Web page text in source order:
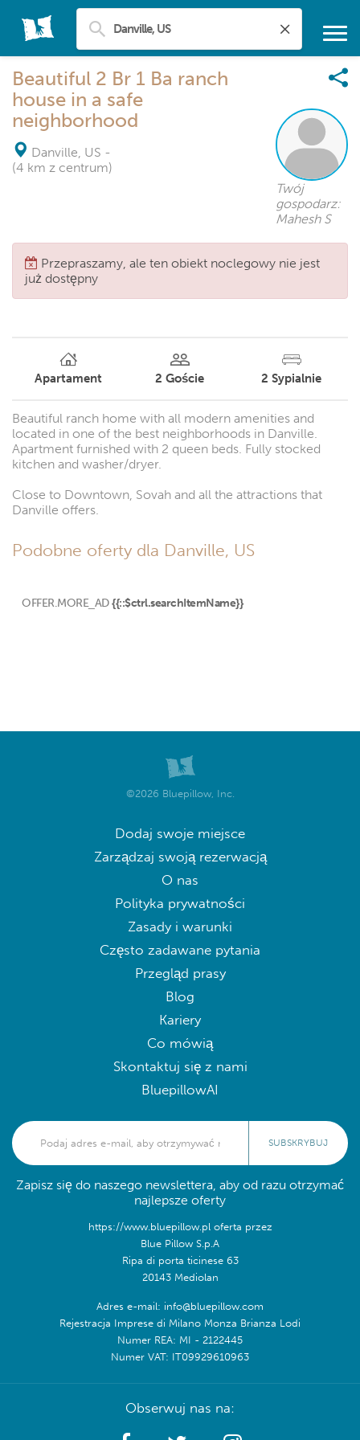
Beautiful 2 Br 1 Ba ranch
house in a safe
neighborhood
Danville, US -
(4 km z centrum)
Twój
gospodarz:
Mahesh S
Przepraszamy, ale ten obiekt noclegowy nie jest
już dostępny
Apartament 2 Goście 2 Sypialnie
Beautiful ranch home with all modern amenities and
located in one of the best neighborhoods in Danville.
Apartment furnished with 2 queen beds. Fully stocked
kitchen and washer/dryer.
Close to Downtown, Sovah and all the attractions that
Danville offers.
Podobne oferty dla Danville, US
OFFER.MORE_AD {{::$ctrl.searchItemName}}
©2026 Bluepillow, Inc.
Dodaj swoje miejsce
Zarządzaj swoją rezerwacją
O nas
Polityka prywatności
Zasady i warunki
Często zadawane pytania
Przegląd prasy
Blog
Kariery
Co mówią
Skontaktuj się z nami
BluepillowAI
SUBSKRYBUJ
Zapisz się do naszego newslettera, aby od razu otrzymać
najlepsze oferty
https://www.bluepillow.pl oferta przez
Blue Pillow S.p.A
Ripa di porta ticinese 63
20143 Mediolan
Adres e-mail: info@bluepillow.com
Rejestracja Imprese di Milano Monza Brianza Lodi
Numer REA: MI - 2122445
Numer VAT: IT09929610963
Obserwuj nas na: